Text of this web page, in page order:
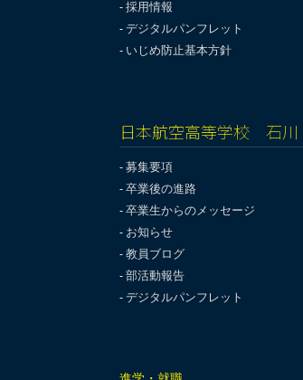
採用情報
デジタルパンフレット
いじめ防止基本方針
日本航空高等学校 石川
募集要項
卒業後の進路
卒業生からのメッセージ
お知らせ
教員ブログ
部活動報告
デジタルパンフレット